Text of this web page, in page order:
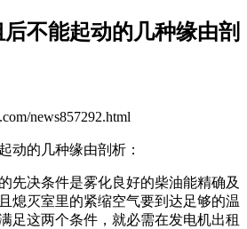
不能起动的几种缘由剖
news857292.html
动的几种缘由剖析：
先决条件是雾化良好的柴油能精确及
熄灭室里的紧缩空气要到达足够的温
足这两个条件，就必需在发电机出租